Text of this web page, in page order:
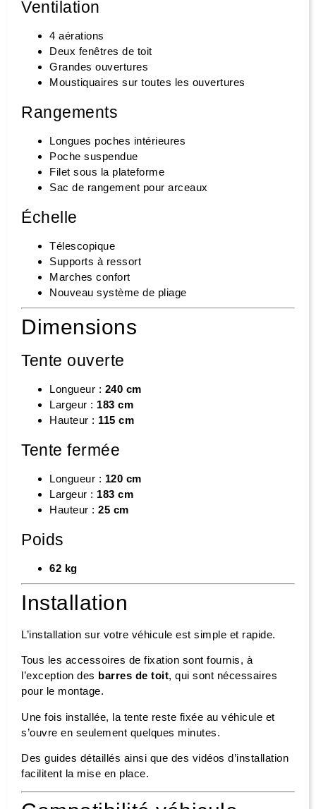
Ventilation
4 aérations
Deux fenêtres de toit
Grandes ouvertures
Moustiquaires sur toutes les ouvertures
Rangements
Longues poches intérieures
Poche suspendue
Filet sous la plateforme
Sac de rangement pour arceaux
Échelle
Télescopique
Supports à ressort
Marches confort
Nouveau système de pliage
Dimensions
Tente ouverte
Longueur : 240 cm
Largeur : 183 cm
Hauteur : 115 cm
Tente fermée
Longueur : 120 cm
Largeur : 183 cm
Hauteur : 25 cm
Poids
62 kg
Installation
L’installation sur votre véhicule est simple et rapide.
Tous les accessoires de fixation sont fournis, à
l’exception des barres de toit, qui sont nécessaires
pour le montage.
Une fois installée, la tente reste fixée au véhicule et
s’ouvre en seulement quelques minutes.
Des guides détaillés ainsi que des vidéos d’installation
facilitent la mise en place.